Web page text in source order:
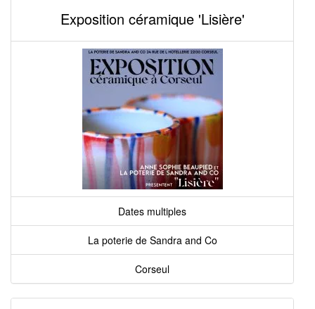
Exposition céramique 'Lisière'
Dates multiples
La poterie de Sandra and Co
Corseul